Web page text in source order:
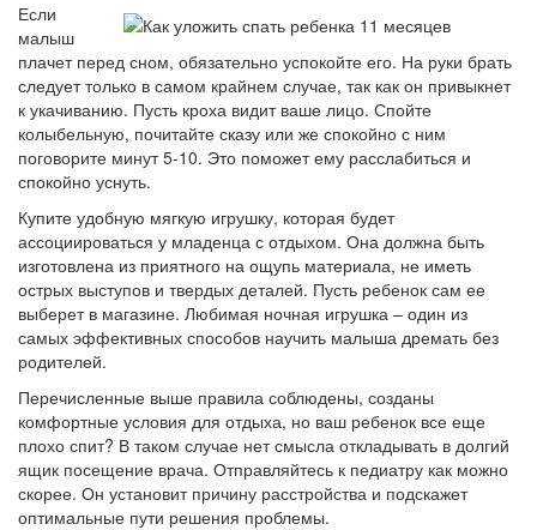
Если
малыш
плачет перед сном, обязательно успокойте его. На руки брать
следует только в самом крайнем случае, так как он привыкнет
к укачиванию. Пусть кроха видит ваше лицо. Спойте
колыбельную, почитайте сказу или же спокойно с ним
поговорите минут 5-10. Это поможет ему расслабиться и
спокойно уснуть.
Купите удобную мягкую игрушку, которая будет
ассоциироваться у младенца с отдыхом. Она должна быть
изготовлена из приятного на ощупь материала, не иметь
острых выступов и твердых деталей. Пусть ребенок сам ее
выберет в магазине. Любимая ночная игрушка – один из
самых эффективных способов научить малыша дремать без
родителей.
Перечисленные выше правила соблюдены, созданы
комфортные условия для отдыха, но ваш ребенок все еще
плохо спит? В таком случае нет смысла откладывать в долгий
ящик посещение врача. Отправляйтесь к педиатру как можно
скорее. Он установит причину расстройства и подскажет
оптимальные пути решения проблемы.